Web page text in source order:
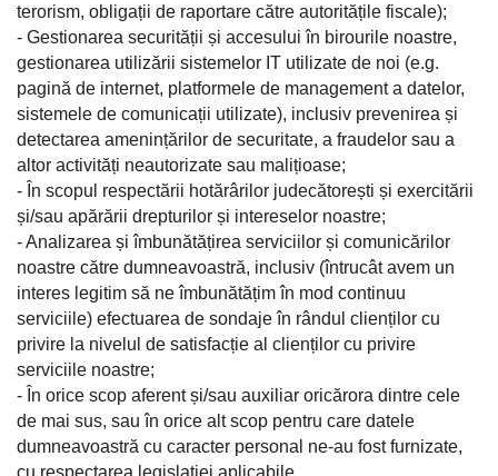
terorism, obligații de raportare către autoritățile fiscale);
- Gestionarea securității și accesului în birourile noastre,
gestionarea utilizării sistemelor IT utilizate de noi (e.g.
pagină de internet, platformele de management a datelor,
sistemele de comunicații utilizate), inclusiv prevenirea și
detectarea amenințărilor de securitate, a fraudelor sau a
altor activități neautorizate sau malițioase;
- În scopul respectării hotărârilor judecătorești și exercitării
și/sau apărării drepturilor și intereselor noastre;
- Analizarea și îmbunătățirea serviciilor și comunicărilor
noastre către dumneavoastră, inclusiv (întrucât avem un
interes legitim să ne îmbunătățim în mod continuu
serviciile) efectuarea de sondaje în rândul clienților cu
privire la nivelul de satisfacție al clienților cu privire
serviciile noastre;
- În orice scop aferent și/sau auxiliar oricărora dintre cele
de mai sus, sau în orice alt scop pentru care datele
dumneavoastră cu caracter personal ne-au fost furnizate,
cu respectarea legislației aplicabile.